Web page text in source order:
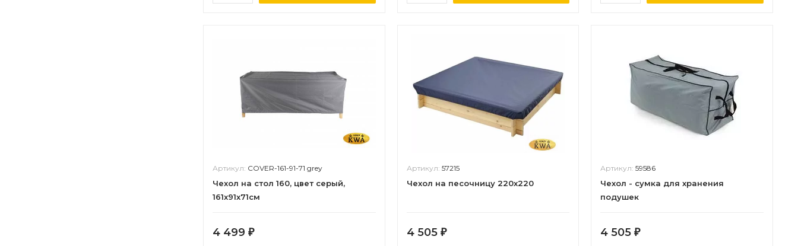
Артикул: COVER-161-91-71 grey
Чехол на стол 160, цвет серый,
161х91х71см
4 499 ₽
Артикул: 57215
Чехол на песочницу 220х220
4 505 ₽
Артикул:59586
Чехол - сумка для хранения
подушек
4 505₽